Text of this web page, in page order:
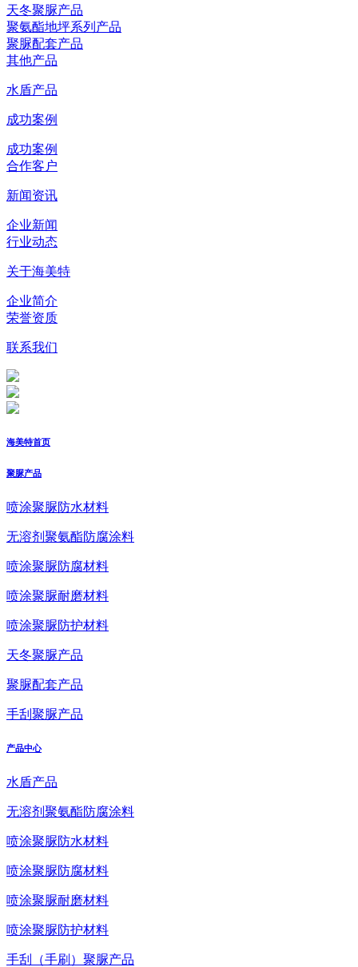
天冬聚脲产品
聚氨酯地坪系列产品
聚脲配套产品
其他产品
水盾产品
成功案例
成功案例
合作客户
新闻资讯
企业新闻
行业动态
关于海美特
企业简介
荣誉资质
联系我们
海美特首页
聚脲产品
喷涂聚脲防水材料
无溶剂聚氨酯防腐涂料
喷涂聚脲防腐材料
喷涂聚脲耐磨材料
喷涂聚脲防护材料
天冬聚脲产品
聚脲配套产品
手刮聚脲产品
产品中心
水盾产品
无溶剂聚氨酯防腐涂料
喷涂聚脲防水材料
喷涂聚脲防腐材料
喷涂聚脲耐磨材料
喷涂聚脲防护材料
手刮（手刷）聚脲产品